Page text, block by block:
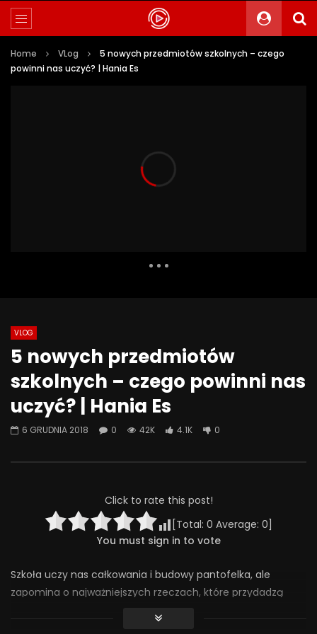
Home VLog
5 nowych przedmiotów szkolnych – czego
powinni nas uczyć? | Hania Es
Alkohol, leki antydepresyjne (SSRI)
i benzodiazepiny – FATALNE
połączenie? | Misja Psychiatria
#143
23 GRUDNIA 2025
Wesołych świąt!
23 GRUDNIA 2025
VLOG
5 nowych przedmiotów
szkolnych – czego powinni nas
uczyć? | Hania Es
6 GRUDNIA 2018 0 42K 4.1K 0
Click to rate this post!
[Total: 0 Average: 0]
You must sign in to vote
Szkoła uczy nas całkowania i budowy pantofelka, ale
zapomina o najważniejszych rzeczach, które przydadzą